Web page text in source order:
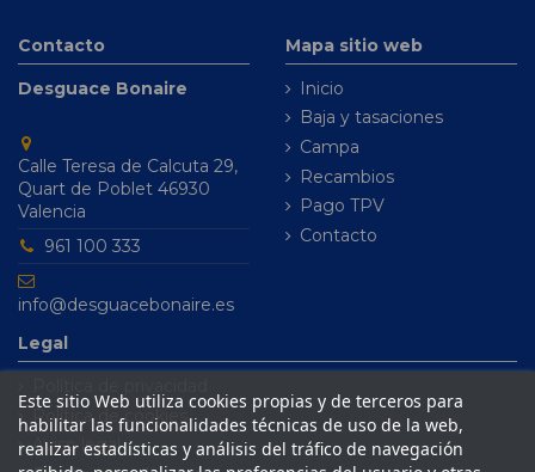
Contacto
Desguace Bonaire
Calle Teresa de Calcuta 29,
Quart de Poblet 46930
Valencia
961 100 333
info@desguacebonaire.es
Mapa sitio web
Inicio
Baja y tasaciones
Campa
Recambios
Pago TPV
Contacto
Legal
Política de cookies
Aviso legal
Este sitio Web utiliza cookies propias y de terceros para
habilitar las funcionalidades técnicas de uso de la web,
realizar estadísticas y análisis del tráfico de navegación